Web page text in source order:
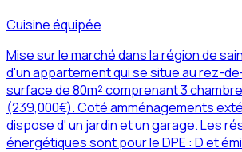
Cuisine équipée
Mise sur le marché dans la région de
d'un appartement qui se situe au rez-
surface de 80m² comprenant 3
(239,000€). Coté amménagements
dispose d' un jardin et un garage. Les
énergétiques sont pour le DPE : D et